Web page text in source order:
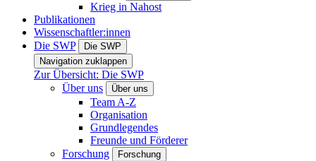
Krieg in Nahost
Publikationen
Wissenschaftler:innen
Die SWP
Die SWP
Navigation zuklappen
Zur Übersicht: Die SWP
Über uns
Über uns
Team A-Z
Organisation
Grundlegendes
Freunde und Förderer
Forschung
Forschung